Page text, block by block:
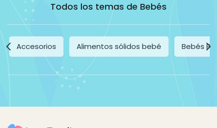
Todos los temas de Bebés
Accesorios Alimentos sólidos bebé Bebés